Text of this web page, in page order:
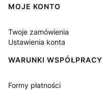
Linki w stopce
MOJE KONTO
Twoje zamówienia
Ustawienia konta
WARUNKI WSPÓŁPRACY
Formy płatności